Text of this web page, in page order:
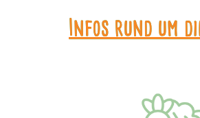
Infos rund um